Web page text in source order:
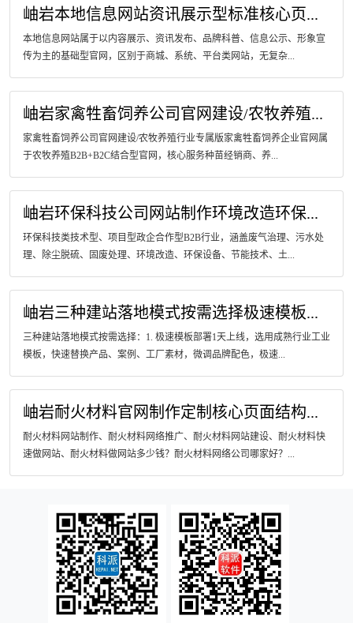
岫岩本地信息网站资讯展示型标准核心页...
本地信息网站属于以内容展示、资讯发布、品牌科普、信息公示、形象宣
传为主的基础型官网，区别于商城、系统、平台类网站，无复杂...
岫岩家禽牲畜饲养公司官网建设/农牧养殖...
家禽牲畜饲养公司官网建设/农牧养殖行业专属版家禽牲畜饲养企业官网属
于农牧养殖B2B+B2C结合型官网，核心服务种苗经销商、养...
岫岩环保科技公司网站制作环境改造环保...
环保科技类技术型、项目型政企合作型B2B行业，涵盖废气治理、污水处
理、除尘脱硫、固废处理、环境改造、环保设备、节能技术、土...
岫岩三种建站落地模式按需选择极速模板...
三种建站落地模式按需选择：1. 极速模板部署1天上线，选用成熟行业工业
模板，快速替换产品、案例、工厂素材，微调品牌配色，极速...
岫岩耐火材料官网制作定制核心页面结构...
耐火材料网站制作、耐火材料网络推广、耐火材料网站建设、耐火材料快
速做网站、耐火材料做网站多少钱？耐火材料网络公司哪家好？...